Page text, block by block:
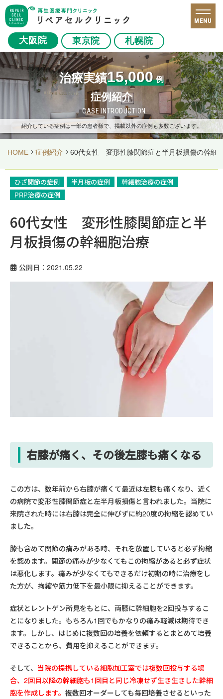
大阪院 東京院 札幌院
MENU
治療実績15,000 例
症例紹介
CASE INTRODUCTION
紹介している症例は一部の患者様で、掲載以外の症例も多数ございます。
HOME 症例紹介 60代女性 変形性膝関節症と半月板損傷の幹細
ひざ関節の症例 半月板の症例
幹細胞治療の症例
PRP治療の症例
60代女性 変形性膝関節症と半
月板損傷の幹細胞治療
公開日：2021.05.22
右膝が痛く、その後左膝も痛くなる
この方は、数年前から右膝が痛くて最近は左膝も痛くなり、近く
の病院で変形性膝関節症と左半月板損傷と言われました。当院に
来院された時には右膝は完全に伸びずに約20度の拘縮を認めてい
ました。
膝も含めて関節の痛みがある時、それを放置していると必ず拘縮
を認めます。関節の痛みが少なくてもこの拘縮があると必ず症状
は悪化します。痛みが少なくてもできるだけ初期の時に治療をし
た方が、拘縮や筋力低下を最小限に抑えることができます。
症状とレントゲン所見をもとに、両膝に幹細胞を2回投与するこ
とになりました。もちろん1回でもかなりの痛み軽減は期待でき
ます。しかし、はじめに複数回の培養を依頼するとまとめて培養
できることから、費用を抑えることができます。
そして、 当院の提携している細胞加工室では複数回投与する場
合、2回目以降の幹細胞も1回目と同じ冷凍せず生き生きした幹細
胞を作成します。 複数回オーダーしても毎回培養させるといった